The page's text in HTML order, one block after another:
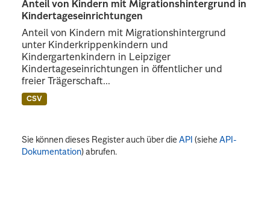
Anteil von Kindern mit Migrationshintergrund in
Kindertageseinrichtungen
Anteil von Kindern mit Migrationshintergrund
unter Kinderkrippenkindern und
Kindergartenkindern in Leipziger
Kindertageseinrichtungen in öffentlicher und
freier Trägerschaft...
CSV
Sie können dieses Register auch über dieAPI (sieheAPI-
Dokumentation) abrufen.